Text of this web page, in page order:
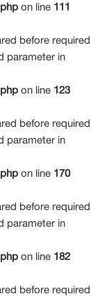
on line 111
before required
parameter in
on line 123
before required
parameter in
on line 170
before required
parameter in
on line 182
before required